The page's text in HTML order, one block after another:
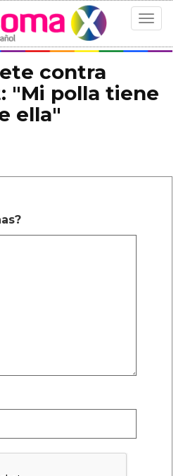
Toggle
contra
"Mi polla tiene
ella"